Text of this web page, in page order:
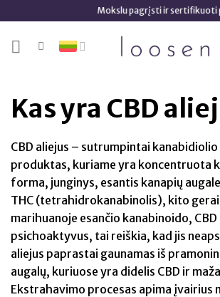
content
Mokslu pagrįsti ir sertifikuoti
Kas yra CBD
CBD aliejus – sutrumpintai
produktas, kuriame yra koncentruota
forma, junginys, esantis kanapių
THC (tetrahidrokanabinolis), kito
marihuanoje esančio kanabinoido, CBD
psichoaktyvus, tai reiškia, kad jis
aliejus paprastai gaunamas iš
augalų, kuriuose yra didelis CBD ir
Ekstrahavimo procesas apima įvairius